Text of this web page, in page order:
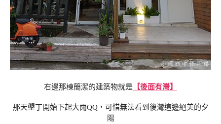
右邊那棟簡潔的建築物就是 【後面有灣】
那天墾丁開始下起大雨QQ，可惜無法看到後灣這邊絕美的夕
陽